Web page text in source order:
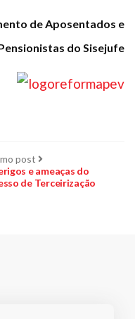
de Aposentados e
do Sisejufe
post Próximo
post:
e ameaças do
de Terceirização